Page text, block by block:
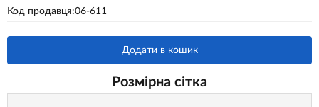
Код продавця:06-611
Додати в кошик
Розмірна сітка